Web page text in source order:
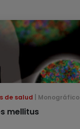
de salud Monográfico
mellitus